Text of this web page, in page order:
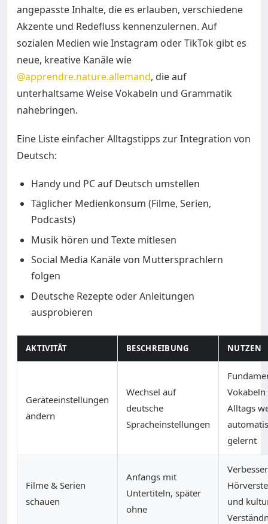
angepasste Inhalte, die es erlauben, verschiedene
Akzente und Redefluss kennenzulernen. Auf
sozialen Medien wie Instagram oder TikTok gibt es
neue, kreative Kanäle wie
@apprendre.nature.allemand, die auf
unterhaltsame Weise Vokabeln und Grammatik
nahebringen.
Eine Liste einfacher Alltagstipps zur Integration von
Deutsch:
Handy und PC auf Deutsch umstellen
Täglicher Medienkonsum (Filme, Serien,
Podcasts)
Musik hören und Texte mitlesen
Social Media Kanäle von Muttersprachlern
folgen
Deutsche Rezepte oder Anleitungen
ausprobieren
AKTIVITÄT BESCHREIBUNG NUTZEN
Geräteeinstellungen
ändern
Wechsel auf
deutsche
Spracheinstellungen
Vokabeln
Alltags
gelernt
Filme & Serien
schauen
Anfangs mit
Untertiteln, später
ohne
und